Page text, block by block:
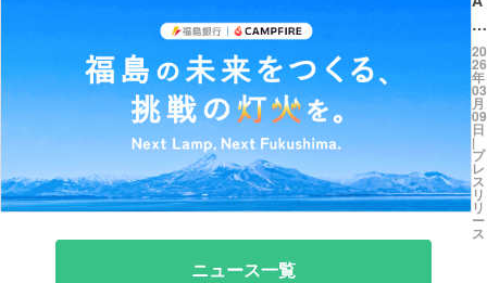
支
援
金
の
募
集
を
ク
ラ
ウ
ド
を
ミ
ス
テ
で
再
ク
ラ
M
P
FI
R
E
と
福
島
銀
20
26
年
03
月
09
日
|
プ
レ
ス
リ
リ
ー
ス
ニュース一覧